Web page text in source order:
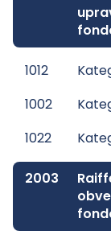
1012
1002
1022
2003